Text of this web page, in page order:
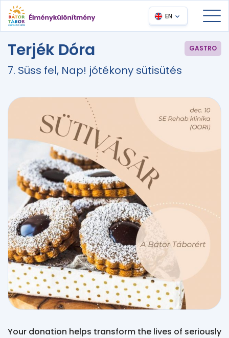
EN
Terjék Dóra GASTRO
7. Süss fel, Nap! jótékony sütisütés
Your donation helps transform the lives of seriously